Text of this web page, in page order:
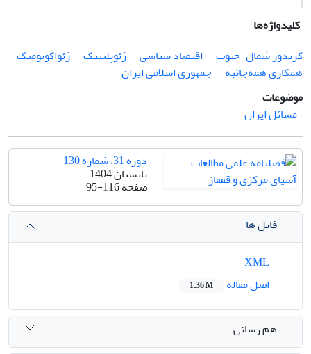
کلیدواژه‌ها
کریدور شمال-جنوب
اقتصاد سیاسی ژئوپلیتیک
ژئواکونومیک
همکاری همه‌جانبه
جمهوری اسلامی ایران
موضوعات
مسائل ایران
دوره 31، شماره 130
تابستان 1404
صفحه95-116
فایل ها
اصل مقاله
1.36 M
هم رسانی